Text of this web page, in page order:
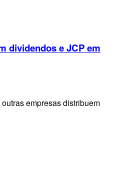
dividendos e JCP em
empresas distribuem